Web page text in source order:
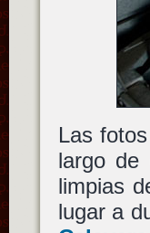
Las
largo de
limpias
lugar a